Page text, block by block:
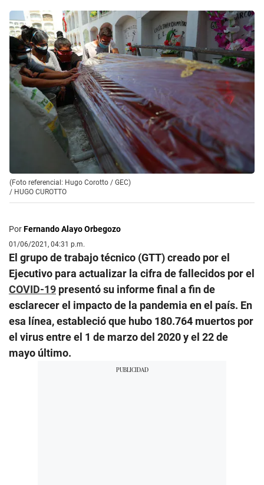
(Foto referencial: Hugo Corotto / GEC)
/ HUGO CUROTTO
PorFernando Alayo Orbegozo
01/06/2021, 04:31 p.m.
El grupo de trabajo técnico (GTT) creado por el
Ejecutivo para actualizar la cifra de fallecidos por el
COVID-19 presentó su informe final a fin de
esclarecer el impacto de la pandemia en el país. En
esa línea, estableció que hubo 180.764 muertos por
el virus entre el 1 de marzo del 2020 y el 22 de
mayo último.